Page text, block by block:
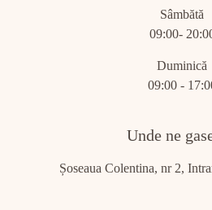
Sâmbătă
09:00-
Duminică
09:00 -
Unde ne
Șoseaua Colentina, nr 2,